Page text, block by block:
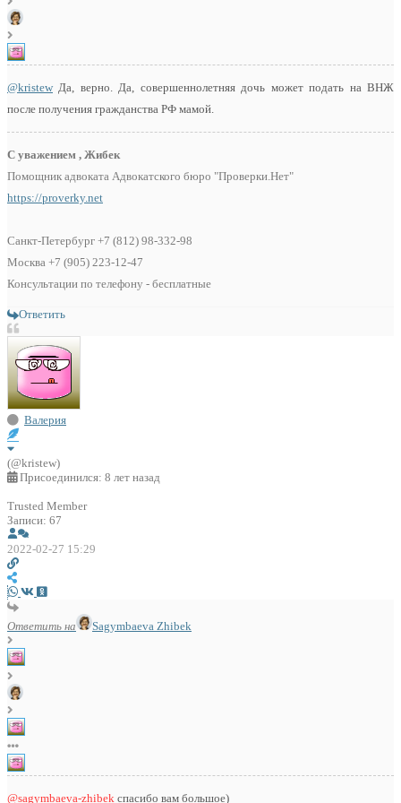
@kristew Да, верно. Да, совершеннолетняя дочь может подать на ВНЖ
после получения гражданства РФ мамой.
С уважением , Жибек
Помощник адвоката Адвокатского бюро "Проверки.Нет"
https://proverky.net
Санкт-Петербург +7 (812) 98-332-98
Москва +7 (905) 223-12-47
Консультации по телефону - бесплатные
Ответить
Валерия
(@kristew)
Присоединился: 8 лет назад
Trusted Member
Записи: 67
2022-02-27 15:29
Ответить на Sagymbaeva Zhibek
@sagymbaeva-zhibek спасибо вам большое)